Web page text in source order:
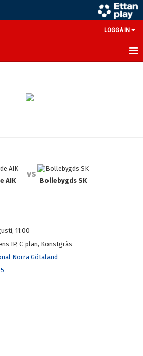
LOGGA IN
AIK
vs
Bollebygds SK
11:00
IP, C-plan, Konstgräs
Norra Götaland